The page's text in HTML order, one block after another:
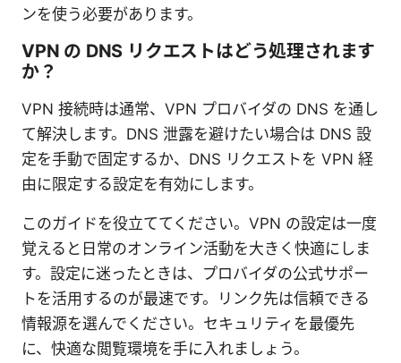
ンを使う必要があります。
VPN の DNS リクエストはどう処理されます
か？
VPN 接続時は通常、VPN プロバイダの DNS を通し
て解決します。DNS 泄露を避けたい場合は DNS 設
定を手動で固定するか、DNS リクエストを VPN 経
由に限定する設定を有効にします。
このガイドを役立ててください。VPN の設定は一度
覚えると日常のオンライン活動を大きく快適にしま
す。設定に迷ったときは、プロバイダの公式サポー
トを活用するのが最速です。リンク先は信頼できる
情報源を選んでください。セキュリティを最優先
に、快適な閲覧環境を手に入れましょう。